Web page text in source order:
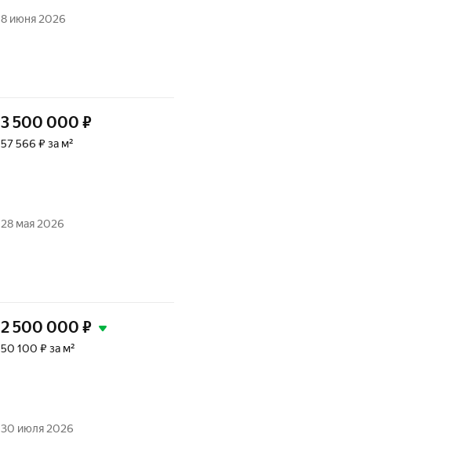
8 июня 2026
3 500 000 ₽
57 566 ₽ за м²
28 мая 2026
2 500 000 ₽
50 100 ₽ за м²
30 июля 2026